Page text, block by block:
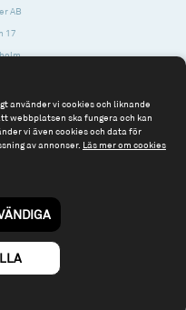
AB
17
40
AB
använder vi cookies och liknande
webbplatsen ska fungera och kan
vi även cookies och data för
av annonser. Läs mer om cookies